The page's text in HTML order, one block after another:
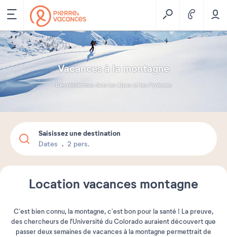
Vacances à la montagne
Des résidences dans les Alpes et les Pyrénées
Saisissez une destination
Dates 2 pers.
Location vacances montagne
C’est bien connu, la montagne, c’est bon pour la santé ! La preuve,
des chercheurs de l'Université du Colorado auraient découvert que
passer deux semaines de vacances à la montagne permettrait de